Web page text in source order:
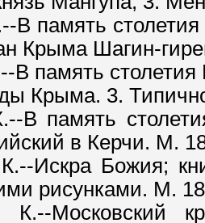
В память
Крыма Шагин-
В память
Крыма. 3.
В память
в Керчи. М.
Искра Божия;
рисунками. М.
К.--Московский